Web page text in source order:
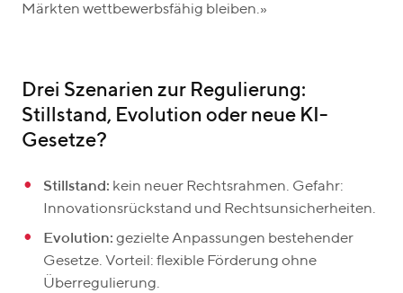
Märkten wettbewerbsfähig bleiben.»
Drei Szenarien zur Regulierung:
Stillstand, Evolution oder neue KI-
Gesetze?
Stillstand: kein neuer Rechtsrahmen. Gefahr:
Innovationsrückstand und Rechtsunsicherheiten.
Evolution: gezielte Anpassungen bestehender
Gesetze. Vorteil: flexible Förderung ohne
Überregulierung.